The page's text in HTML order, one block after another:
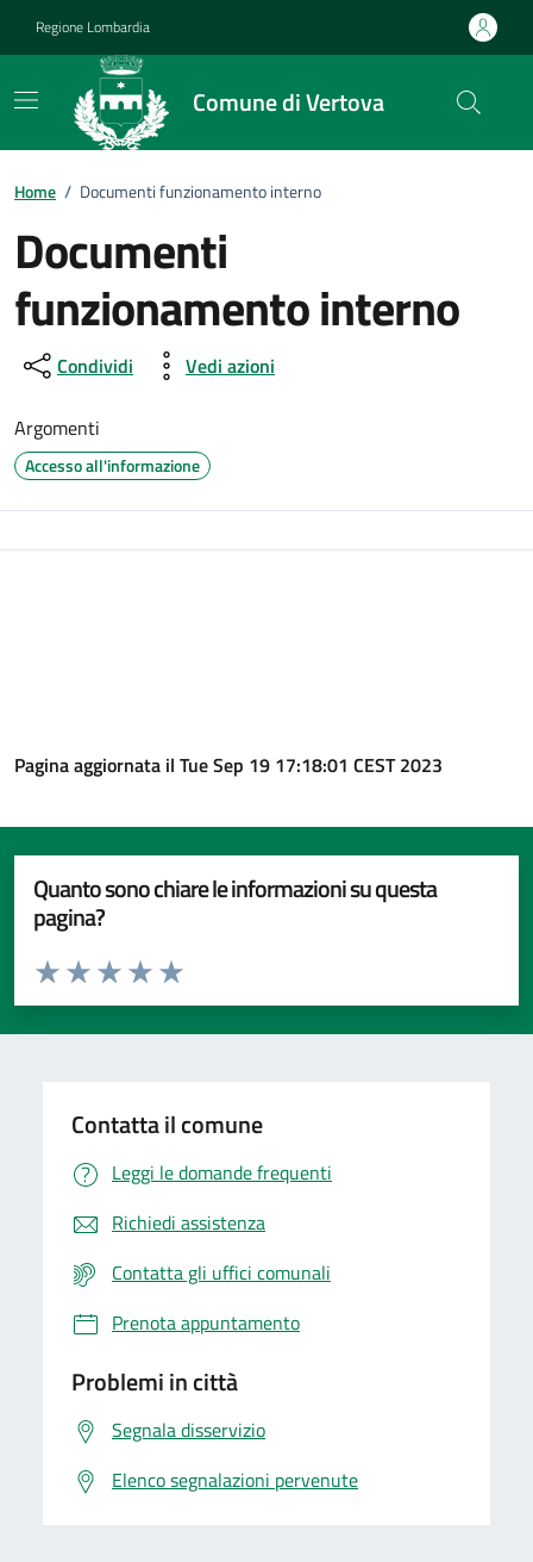
Regione Lombardia
Comune di Vertova
Home / Documenti funzionamento interno
Documenti
funzionamento interno
Condividi Vedi azioni
Argomenti
Accesso all'informazione
Pagina aggiornata il Tue Sep 19 17:18:01 CEST 2023
Quanto sono chiare le informazioni su questa
pagina?
Valuta da 1 a 5 stelle la pagina
Valuta 5 stelle su 5
Valuta 4 stelle su 5
Valuta 3 stelle su 5
Valuta 2 stelle su 5
Valuta 1 stelle su 5
Contatta il comune
Leggi le domande frequenti
Richiedi assistenza
Contatta gli uffici comunali
Prenota appuntamento
Problemi in città
Segnala disservizio
Elenco segnalazioni pervenute